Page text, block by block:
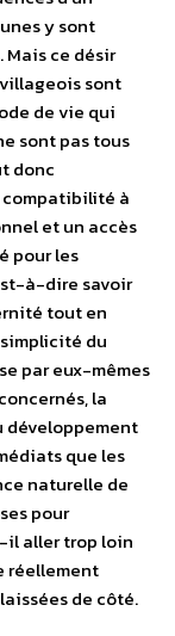
y sont
ce désir
sont
de vie qui
sont pas tous
donc
compatibilité à
et un accès
pour les
à-dire savoir
tout en
du
par eux-mêmes
la
que les
naturelle de
pour
il aller trop loin
réellement
de côté.